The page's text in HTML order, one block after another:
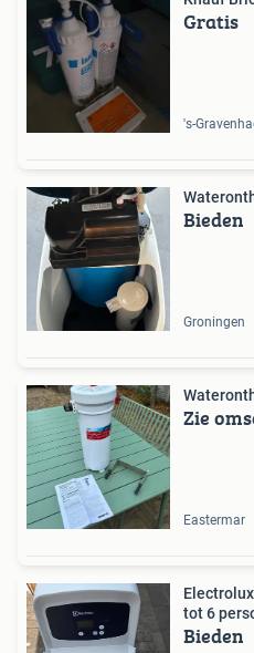
Gratis
's-
Bieden
Groningen
Zie
Eastermar
Electrolux
tot 6
Bieden